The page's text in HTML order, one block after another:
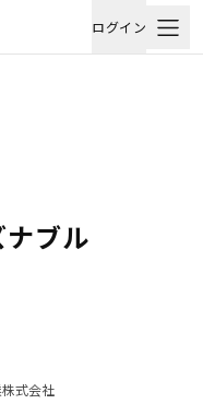
ログイン
ブル
式会社